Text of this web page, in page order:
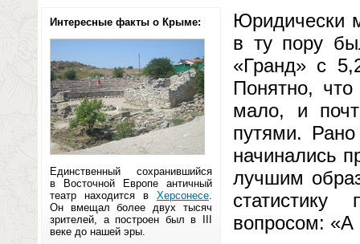
Интересные факты о Крыме:
Единственный сохранившийся
в Восточной Европе античный
театр находится в Херсонесе.
Он вмещал более двух тысяч
зрителей, а построен был в III
веке до нашей эры.
Юридически
в ту пору
«Гранд» с
Понятно, что
мало, и
путями.
начинались
лучшим
вопросом: «А